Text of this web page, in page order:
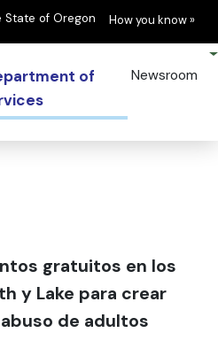
State of Oregon Learn
How you know »
of
Newsroom
gratuitos en los
y Lake para crear
de adultos